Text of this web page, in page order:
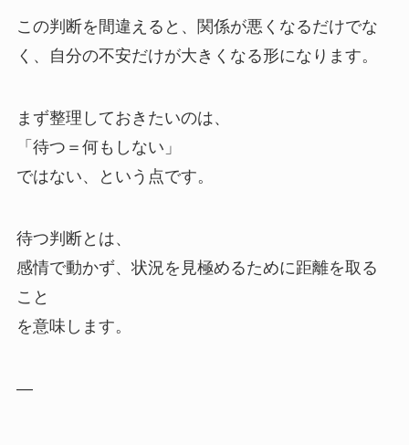
この判断を間違えると、関係が悪くなるだけでな
く、自分の不安だけが大きくなる形になります。
まず整理しておきたいのは、
「待つ＝何もしない」
ではない、という点です。
待つ判断とは、
感情で動かず、状況を見極めるために距離を取る
こと
を意味します。
—